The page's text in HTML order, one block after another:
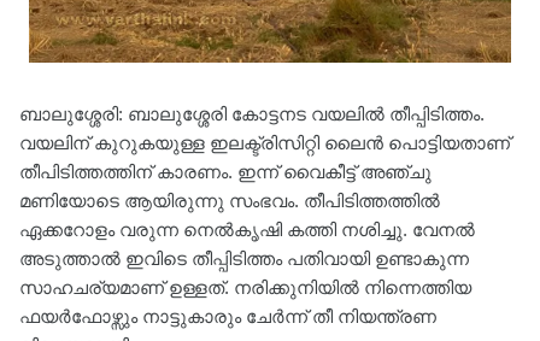
ബാലുശ്ശേരി: ബാലുശ്ശേരി കോട്ടനട വയലിൽ തീപ്പിടിത്തം.
വയലിന് കുറുകയുള്ള ഇലക്ട്രിസിറ്റി ലൈൻ പൊട്ടിയതാണ്
തീപിടിത്തത്തിന് കാരണം. ഇന്ന് വൈകീട്ട് അഞ്ചു
മണിയോടെ ആയിരുന്നു സംഭവം. തീപിടിത്തത്തിൽ
ഏക്കറോളം വരുന്ന നെൽകൃഷി കത്തി നശിച്ചു. വേനൽ
അടുത്താൽ ഇവിടെ തീപ്പിടിത്തം പതിവായി ഉണ്ടാകുന്ന
സാഹചര്യമാണ് ഉള്ളത്. നരിക്കുനിയിൽ നിന്നെത്തിയ
ഫയർഫോഴ്സും നാട്ടുകാരും ചേർന്ന് തീ നിയന്ത്രണ